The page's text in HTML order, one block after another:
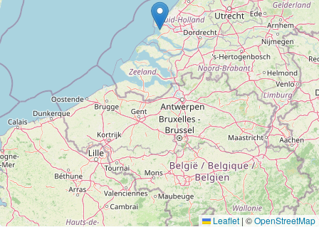
Leaflet | ©OpenStreetMap